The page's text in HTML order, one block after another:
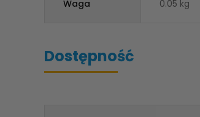
Waga 0.05 kg
Dostępność